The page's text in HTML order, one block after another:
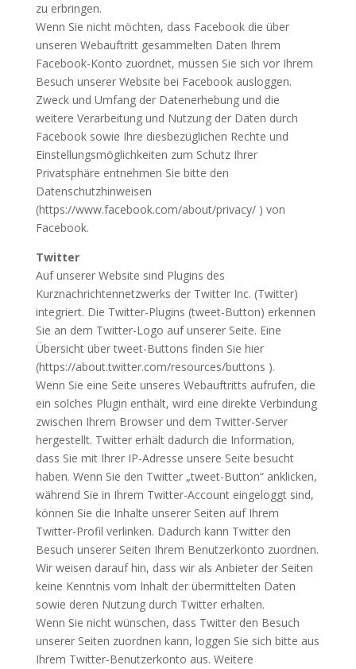
zu erbringen.
Wenn Sie nicht möchten, dass Facebook die über
unseren Webauftritt gesammelten Daten Ihrem
Facebook-Konto zuordnet, müssen Sie sich vor Ihrem
Besuch unserer Website bei Facebook ausloggen.
Zweck und Umfang der Datenerhebung und die
weitere Verarbeitung und Nutzung der Daten durch
Facebook sowie Ihre diesbezüglichen Rechte und
Einstellungsmöglichkeiten zum Schutz Ihrer
Privatsphäre entnehmen Sie bitte den
Datenschutzhinweisen
(https://www.facebook.com/about/privacy/ ) von
Facebook.
Twitter
Auf unserer Website sind Plugins des
Kurznachrichtennetzwerks der Twitter Inc. (Twitter)
integriert. Die Twitter-Plugins (tweet-Button) erkennen
Sie an dem Twitter-Logo auf unserer Seite. Eine
Übersicht über tweet-Buttons finden Sie hier
(https://about.twitter.com/resources/buttons ).
Wenn Sie eine Seite unseres Webauftritts aufrufen, die
ein solches Plugin enthält, wird eine direkte Verbindung
zwischen Ihrem Browser und dem Twitter-Server
hergestellt. Twitter erhält dadurch die Information,
dass Sie mit Ihrer IP-Adresse unsere Seite besucht
haben. Wenn Sie den Twitter „tweet-Button“ anklicken,
während Sie in Ihrem Twitter-Account eingeloggt sind,
können Sie die Inhalte unserer Seiten auf Ihrem
Twitter-Profil verlinken. Dadurch kann Twitter den
Besuch unserer Seiten Ihrem Benutzerkonto zuordnen.
Wir weisen darauf hin, dass wir als Anbieter der Seiten
keine Kenntnis vom Inhalt der übermittelten Daten
sowie deren Nutzung durch Twitter erhalten.
Wenn Sie nicht wünschen, dass Twitter den Besuch
unserer Seiten zuordnen kann, loggen Sie sich bitte aus
Ihrem Twitter-Benutzerkonto aus. Weitere